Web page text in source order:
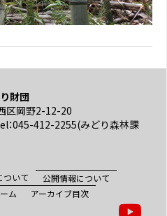
財団
区岡野2-12-20
：045-412-2255(みどり森林課
ついて
公開情報について
ム
アーカイブ目次